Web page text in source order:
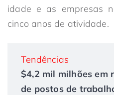
idade e as empresas
cinco anos de atividade.
Tendências
$4,2 mil milhões em
de postos de